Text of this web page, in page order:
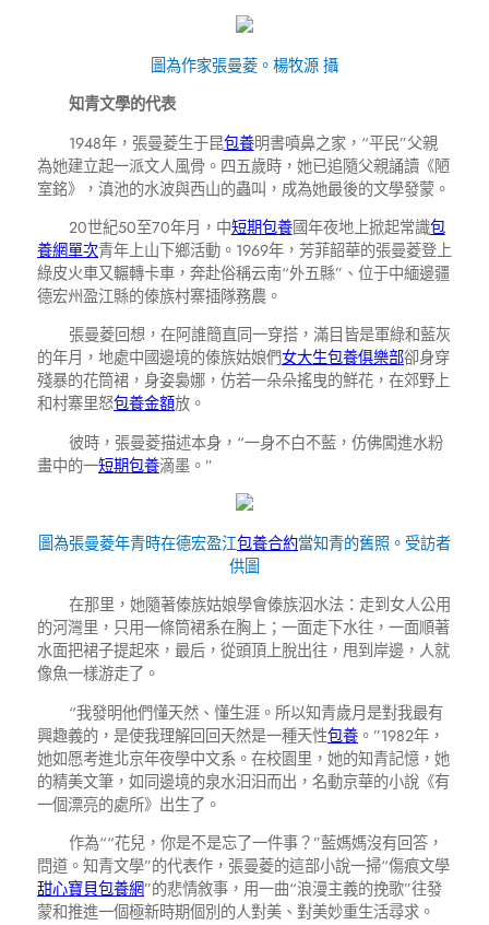
圖為作家張曼菱。楊牧源 攝
知青文學的代表
1948年，張曼菱生于昆包養明書噴鼻之家，“平民”父親
為她建立起一派文人風骨。四五歲時，她已追隨父親誦讀《陋
室銘》，滇池的水波與西山的蟲叫，成為她最後的文學發蒙。
20世紀50至70年月，中短期包養國年夜地上掀起常識包
養網單次青年上山下鄉活動。1969年，芳菲韶華的張曼菱登上
綠皮火車又輾轉卡車，奔赴俗稱云南“外五縣”、位于中緬邊疆
德宏州盈江縣的傣族村寨插隊務農。
張曼菱回想，在阿誰簡直同一穿搭，滿目皆是軍綠和藍灰
的年月，地處中國邊境的傣族姑娘們女大生包養俱樂部卻身穿
殘暴的花筒裙，身姿裊娜，仿若一朵朵搖曳的鮮花，在郊野上
和村寨里怒包養金額放。
彼時，張曼菱描述本身，“一身不白不藍，仿佛闖進水粉
畫中的一短期包養滴墨。”
圖為張曼菱年青時在德宏盈江包養合約當知青的舊照。受訪者
供圖
在那里，她隨著傣族姑娘學會傣族泅水法：走到女人公用
的河灣里，只用一條筒裙系在胸上；一面走下水往，一面順著
水面把裙子提起來，最后，從頭頂上脫出往，甩到岸邊，人就
像魚一樣游走了。
“我發明他們懂天然、懂生涯。所以知青歲月是對我最有
興趣義的，是使我理解回回天然是一種天性包養 。”1982年，
她如愿考進北京年夜學中文系。在校園里，她的知青記憶，她
的精美文筆，如同邊境的泉水汩汩而出，名動京華的小說《有
一個漂亮的處所》出生了。
作為““花兒，你是不是忘了一件事？”藍媽媽沒有回答，
問道。知青文學”的代表作，張曼菱的這部小說一掃“傷痕文學
甜心寶貝包養網”的悲情敘事，用一曲“浪漫主義的挽歌”往發
蒙和推進一個極新時期個別的人對美、對美妙重生活尋求。